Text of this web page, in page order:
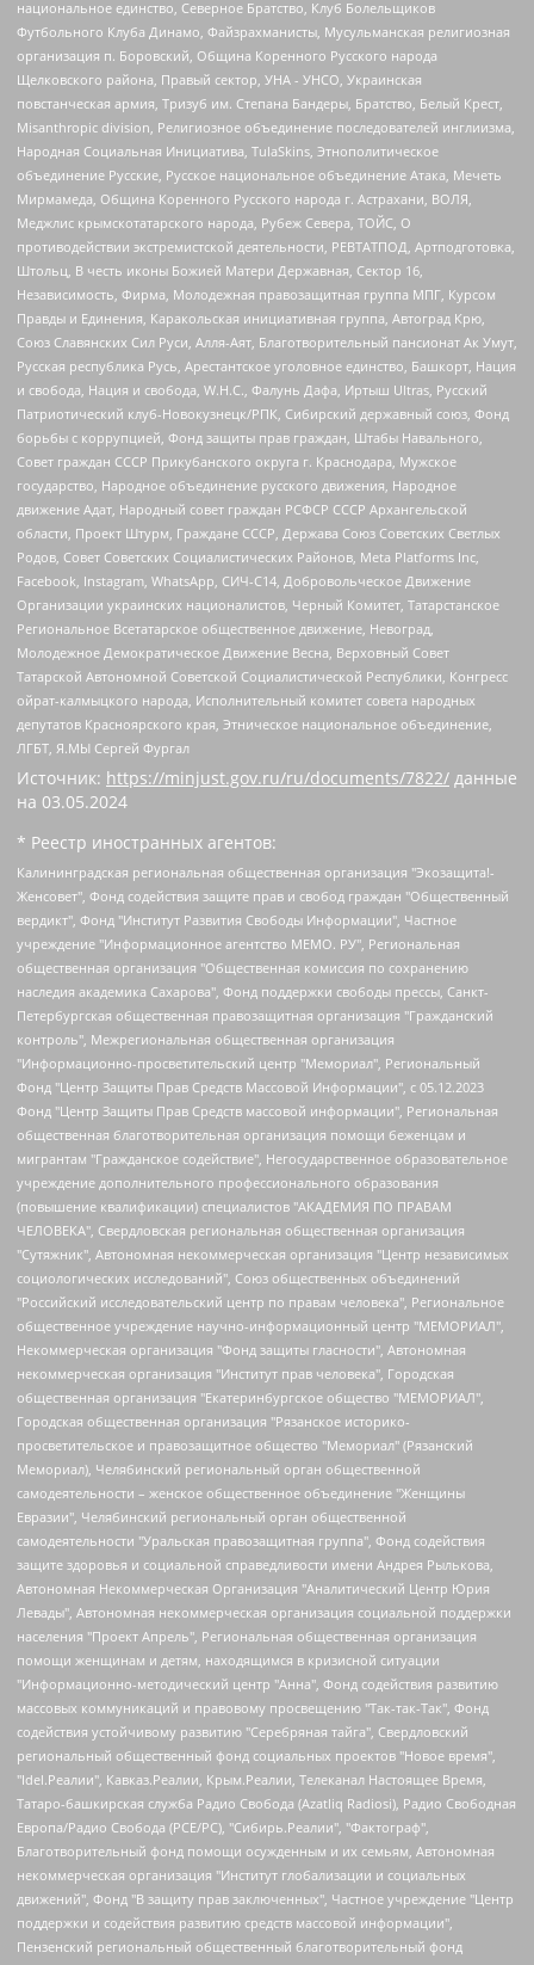
национальное единство, Северное Братство, Клуб Болельщиков
Футбольного Клуба Динамо, Файзрахманисты, Мусульманская религиозная
организация п. Боровский, Община Коренного Русского народа
Щелковского района, Правый сектор, УНА - УНСО, Украинская
повстанческая армия, Тризуб им. Степана Бандеры, Братство, Белый Крест,
Misanthropic division, Религиозное объединение последователей инглиизма,
Народная Социальная Инициатива, TulaSkins, Этнополитическое
объединение Русские, Русское национальное объединение Атака, Мечеть
Мирмамеда, Община Коренного Русского народа г. Астрахани, ВОЛЯ,
Меджлис крымскотатарского народа, Рубеж Севера, ТОЙС, О
противодействии экстремистской деятельности, РЕВТАТПОД, Артподготовка,
Штольц, В честь иконы Божией Матери Державная, Сектор 16,
Независимость, Фирма, Молодежная правозащитная группа МПГ, Курсом
Правды и Единения, Каракольская инициативная группа, Автоград Крю,
Союз Славянских Сил Руси, Алля-Аят, Благотворительный пансионат Ак Умут,
Русская республика Русь, Арестантское уголовное единство, Башкорт, Нация
и свобода, Нация и свобода, W.H.С., Фалунь Дафа, Иртыш Ultras, Русский
Патриотический клуб-Новокузнецк/РПК, Сибирский державный союз, Фонд
борьбы с коррупцией, Фонд защиты прав граждан, Штабы Навального,
Совет граждан СССР Прикубанского округа г. Краснодара, Мужское
государство, Народное объединение русского движения, Народное
движение Адат, Народный совет граждан РСФСР СССР Архангельской
области, Проект Штурм, Граждане СССР, Держава Союз Советских Светлых
Родов, Совет Советских Социалистических Районов, Meta Platforms Inc,
Facebook, Instagram, WhatsApp, СИЧ-С14, Добровольческое Движение
Организации украинских националистов, Черный Комитет, Татарстанское
Региональное Всетатарское общественное движение, Невоград,
Молодежное Демократическое Движение Весна, Верховный Совет
Татарской Автономной Советской Социалистической Республики, Конгресс
ойрат-калмыцкого народа, Исполнительный комитет совета народных
депутатов Красноярского края, Этническое национальное объединение,
ЛГБТ, Я.МЫ Сергей Фургал
Источник: https://minjust.gov.ru/ru/documents/7822/ данные
на 03.05.2024
* Реестр иностранных агентов:
Калининградская региональная общественная организация "Экозащита!-Женсовет", Фонд содействия защите прав и свобод граждан "Общественный вердикт", Фонд "Институт Развития Свободы Информации", Частное учреждение "Информационное агентство МЕМО. РУ", Региональная общественная организация "Общественная комиссия по сохранению наследия академика Сахарова", Фонд поддержки свободы прессы, Санкт-Петербургская общественная правозащитная организация "Гражданский контроль", Межрегиональная общественная организация "Информационно-просветительский центр "Мемориал", Региональный Фонд "Центр Защиты Прав Средств Массовой Информации", с 05.12.2023 Фонд "Центр Защиты Прав Средств массовой информации", Региональная общественная благотворительная организация помощи беженцам и мигрантам "Гражданское содействие", Негосударственное образовательное учреждение дополнительного профессионального образования (повышение квалификации) специалистов "АКАДЕМИЯ ПО ПРАВАМ ЧЕЛОВЕКА", Свердловская региональная общественная организация "Сутяжник", Автономная некоммерческая организация "Центр независимых социологических исследований", Союз общественных объединений "Российский исследовательский центр по правам человека", Региональное общественное учреждение научно-информационный центр "МЕМОРИАЛ", Некоммерческая организация "Фонд защиты гласности", Автономная некоммерческая организация "Институт прав человека", Городская общественная организация "Екатеринбургское общество "МЕМОРИАЛ", Городская общественная организация "Рязанское историко-просветительское и правозащитное общество "Мемориал" (Рязанский Мемориал), Челябинский региональный орган общественной самодеятельности – женское общественное объединение "Женщины Евразии", Челябинский региональный орган общественной самодеятельности "Уральская правозащитная группа", Фонд содействия защите здоровья и социальной справедливости имени Андрея Рылькова, Автономная Некоммерческая Организация "Аналитический Центр Юрия Левады", Автономная некоммерческая организация социальной поддержки населения "Проект Апрель", Региональная общественная организация помощи женщинам и детям, находящимся в кризисной ситуации "Информационно-методический центр "Анна", Фонд содействия развитию массовых коммуникаций и правовому просвещению "Так-так-Так", Фонд содействия устойчивому развитию "Серебряная тайга", Свердловский региональный общественный фонд социальных проектов "Новое время", "Idel.Реалии", Кавказ.Реалии, Крым.Реалии, Телеканал Настоящее Время, Татаро-башкирская служба Радио Свобода (Azatliq Radiosi), Радио Свободная Европа/Радио Свобода (PCE/PC), "Сибирь.Реалии", "Фактограф", Благотворительный фонд помощи осужденным и их семьям, Автономная некоммерческая организация "Институт глобализации и социальных движений", Фонд "В защиту прав заключенных", Частное учреждение "Центр поддержки и содействия развитию средств массовой информации", Пензенский региональный общественный благотворительный фонд "Гражданский союз", "Север.Реалии", Некоммерческая организация Фонд "Правовая инициатива", Общество с ограниченной ответственностью "Радио Свободная Европа/Радио Свобода", Чешское информационное агентство "MEDIUM-ORIENT", Красноярская региональная общественная организация "Мы против СПИДа", Камалягин Денис Николаевич, Маркелов Сергей Евгеньевич, Пономарев Лев Александрович, Савицкая Людмила Алексеевна, Автономная некоммерческая организация "Центр по работе с проблемой насилия "НАСИЛИЮ.НЕТ", Межрегиональный профессиональный союз работников здравоохранения "Альянс врачей", Юридическое лицо, зарегистрированное в Латвийской Республике, SIA "Medusa Project" (регистрационный номер 40103797863, дата регистрации 10.06.2014), Некоммерческая организация "Фонд по борьбе с коррупцией", Автономная некоммерческая организация "Институт права и публичной политики", Баданин Роман Сергеевич, Гликин Максим Александрович, Железнова Мария Михайловна, Лукьянова Юлия Сергеевна, Маетная Елизавета Витальевна, Маняхин Петр Борисович, Чуракова Ольга Владимировна, Ярош Юлия Петровна, Юридическое лицо "The Insider SIA", зарегистрированное в Риге, Латвийская Республика (дата регистрации 26.06.2015), являющееся администратором доменного имени интернет-издания "The Insider SIA", https://theins.ru, Постернак Алексей Евгеньевич, Рубин Михаил Аркадьевич, Анин Роман Александрович, Юридическое лицо Istories fonds, зарегистрированное в Латвийской Республике (регистрационный номер 50008295751, дата регистрации 24.02.2020), Великовский Дмитрий Александрович, Долинина Ирина Николаевна, Мароховская Алеся Алексеевна, Шлейнов Роман Юрьевич, Шмагун Олеся Валентиновна, Общество с ограниченной ответственностью "Альтаир 2021", Общество с ограниченной ответственностью "Вега 2021", Общество с ограниченной ответственностью "Главный редактор 2021", Общество с ограниченной ответственностью "Ромашки монолит", Важенков Артем Валерьевич, Ивановская областная общественная организация "Центр гендерных исследований", Гурман Юрий Альбертович, Медиапроект "ОВД-Инфо", Егоров Владимир Владимирович, Жилинский Владимир Александрович, Общество с ограниченной ответственностью "ЗП", Иванова София Юрьевна, Карезина Инна Павловна, Кильтау Екатерина Викторовна, Петров Алексей Викторович, Пискунов Сергей Евгеньевич, Смирнов Сергей Сергеевич, Тихонов Михаил Сергеевич, Общество с ограниченной ответственностью "ЖУРНАЛИСТ-ИНОСТРАННЫЙ АГЕНТ", Арапова Галина Юрьевна, Вольтская Татьяна Анатольевна, Американская компания "Mason G.E.S. Anonymous Foundation" (США), являющаяся владельцем интернет-издания https://mnews.world/, Компания "Stichting Bellingcat", зарегистрированная в Нидерландах (дата регистрации 11.07.2018), Захаров Андрей Вячеславович, Клепиковская Екатерина Дмитриевна, Общество с ограниченной ответственностью "МЕМО", Перл Роман Александрович, Симонов Евгений Алексеевич, Соловьева Елена Анатольевна, Сотников Даниил Владимирович, Сурначева Елизавета Дмитриевна, Автономная некоммерческая организация по защите прав человека и информированию населения "Якутия – Наше Мнение", Общество с ограниченной ответственностью "Москоу диджитал медиа", с 26.01.2023 Общество с ограниченной ответственностью "Чайка Белые сады", Ветошкина Валерия Валерьевна, Заговора Максим Александрович, Межрегиональное общественное движение "Российская ЛГБТ - сеть", Оленичев Максим Владимирович, Павлов Иван Юрьевич, Скворцова Елена Сергеевна, Общество с ограниченной ответственностью "Как бы инагент", Кочетков Игорь Викторович, Общество с ограниченной ответственностью "Честные выборы", Еланчик Олег Александрович, Общество с ограниченной ответственностью "Нобелевский призыв", Гималова Регина Эмилевна, Григорьев Андрей Валерьевич, Григорьева Алина Александровна, Ассоциация по содействию защите прав призывников, альтернативнослужащих и военнослужащих "Правозащитная группа "Гражданин.Армия.Право", Хисамова Регина Фаритовна, Автономная некоммерческая организация по реализации социально-правовых программ "Лилит", Дальневосточное общественное движение "Маяк", Санкт-Петербургская ЛГБТ-инициативная группа "Выход", Инициативная группа ЛГБТ+ "Реверс", Алексеев Андрей Викторович, Бекбулатова Таисия Львовна, Беляев Иван Михайлович, Владыкина Елена Сергеевна, Гельман Марат Александрович, Никульшина Вероника Юрьевна, Толоконникова Надежда Андреевна, Шендерович Виктор Анатольевич, Общество с ограниченной ответственностью "Данное сообщение", Общество с ограниченной ответственностью Издательский дом "Новая глава", Айнбиндер Александра Александровна, Московский комьюнити-центр для ЛГБТ+инициатив, Благотворительный фонд развития филантропии, Deutsche Welle (Германия, Kurt-Schumacher-Strasse 3, 53113 Bonn), Борзунова Мария Михайловна, Воробьев Виктор Викторович, Голубева Анна Львовна, Константинова Алла Михайловна, Малкова Ирина Владимировна, Мурадов Мурад Абдулгалимович, Осетинская Елизавета Николаевна, Понасенков Евгений Николаевич, Ганапольский Матвей Юрьевич, Киселев Евгений Алексеевич, Борухович Ирина Григорьевна, Дремин Иван Тимофеевич, Дубровский Дмитрий Викторович, Красноярская региональная общественная организация поддержки и развития альтернативных образовательных технологий и межкультурных коммуникаций "ИНТЕРРА", Маяковская Екатерина Алексеевна, Фейгин Марк Захарович, Филимонов Андрей Викторович, Дзугкоева Регина Николаевна, Доброхотов Роман Александрович, Дудь Юрий Александрович, Елкин Сергей Владимирович, Кругликов Кирилл Игоревич, Сабунаева Мария Леонидовна, Семенов Алексей Владимирович, Шаинян Карен Багратович, Шульман Екатерина Михайловна, Асафьев Артур Валерьевич, Вахштайн Виктор Семенович, Венедиктов Алексей Алексеевич, Лушникова Екатерина Евгеньевна, Волков Леонид Михайлович, Невзоров Александр Глебович, Пархоменко Сергей Борисович, Сироткин Ярослав Николаевич, Кара-Мурза Владимир Владимирович, Баранова Наталья Владимировна, Гозман Леонид Яковлевич, Кагарлицкий Борис Юльевич, Климарев Михаил Валерьевич, Милов Владимир Станиславович, Автономная некоммерческая организация Краснодарский центр современного искусства "Типография", Моргенштерн Алишер Тагирович, Соболь Любовь Эдуардовна, Общество с ограниченной ответственностью "ЛИЗА НОРМ", Каспаров Гарри Кимович, Ходорковский Михаил Борисович, Общество с ограниченной ответственностью "Апрельские тезисы", Данилович Ирина Брониславовна, Кашин Олег Владимирович, Петров Николай Владимирович, Пивоваров Алексей Владимирович, Соколов Михаил Владимирович, Цветкова Юлия Владимировна, Чичваркин Евгений Александрович, Комитет против пыток/Команда против пыток, Общество с ограниченной ответственностью "Первый научный", Общество с ограниченной ответственностью "Вертолет и ко", Белоцерковская Вероника Борисовна, Кац Максим Евгеньевич, Лазарева Татьяна Юрьевна, Шаведдинов Руслан Табризович, Яшин Илья Валерьевич, Общество с ограниченной ответственностью "Иноагент ААВ", Алешковский Дмитрий Петрович, Альбац Евгения Марковна, Быков Дмитрий Львович, Галямина Юлия Евгеньевна, Лойко Сергей Леонидович, Мартынов Кирилл Константинович, Медведев Сергей Александрович, Крашенинников Федор Геннадиевич, Гордеева Катерина Вл